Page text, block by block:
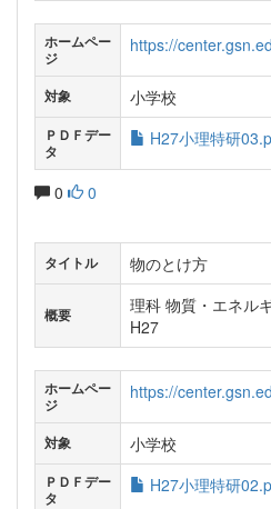
ホームペー
ジ
https://
対象 小学校
ＰＤＦデー
タ
H27小理特研
0 0
タイトル 物のとけ方
概要
理科 物質・エネル
H27
ホームペー
ジ
https://
対象 小学校
ＰＤＦデー
タ
H27小理特研